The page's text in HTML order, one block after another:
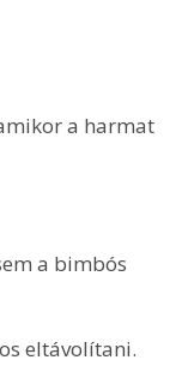
a harmat
a bimbós
eltávolítani.